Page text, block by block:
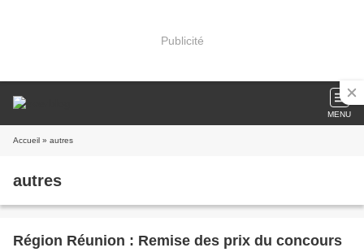
Publicité
MENU
Accueil » autres
autres
Région Réunion : Remise des prix du concours